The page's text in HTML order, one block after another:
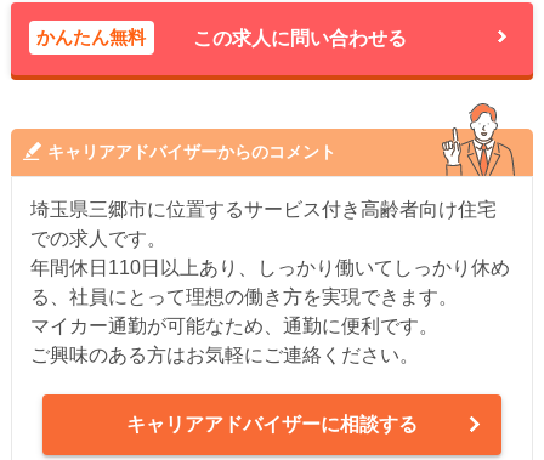
かんたん無料 この求人に問い合わせる
キャリアアドバイザーからのコメント
埼玉県三郷市に位置するサービス付き高齢者向け住宅
での求人です。
年間休日110日以上あり、しっかり働いてしっかり休め
る、社員にとって理想の働き方を実現できます。
マイカー通勤が可能なため、通勤に便利です。
ご興味のある方はお気軽にご連絡ください。
キャリアアドバイザーに相談する